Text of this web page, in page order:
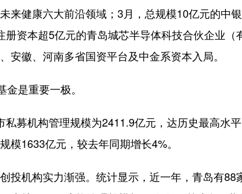
来健康六大前沿领域；3月，总规模10亿元的中
资本超5亿元的青岛城芯半导体科技合伙企业
安徽、河南多省国资平台及中金系资本入局。
是重要一极。
募机构管理规模为2411.9亿元，达历史最高水
模1633亿元，较去年同期增长4%。
机构实力渐强。统计显示，近一年，青岛有88